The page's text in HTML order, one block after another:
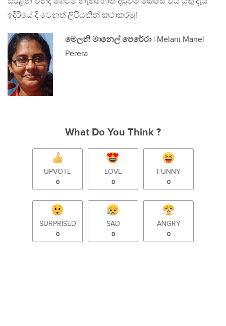
ඉදිරියේ දි වෙනත් ලිපියකින් කථාකරමු!
මෙලනි මානෙල් පෙරේරා| Melani Manel
Perera
What Do You Think ?
UPVOTE
0
LOVE
0
FUNNY
0
SURPRISED
0
SAD
0
ANGRY
0